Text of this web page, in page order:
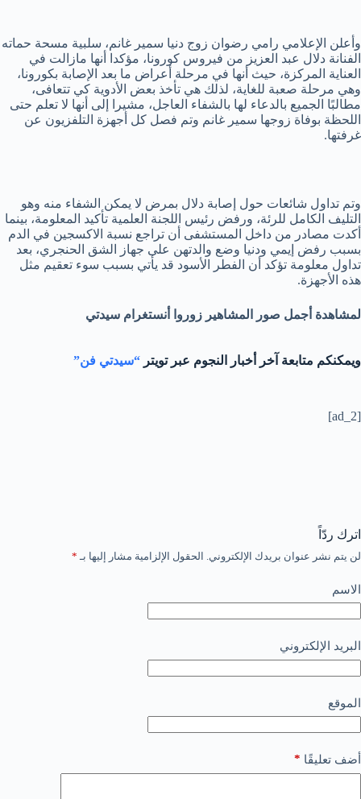
وأعلن الإعلامي رامي رضوان زوج دنيا سمير غانم، سلبية مسحة حماته
الفنانة دلال عبد العزيز من فيروس كورونا، مؤكدا أنها مازالت في
العناية المركزة، حيث أنها في مرحلة أعراض ما بعد الإصابة بكورونا،
وهي مرحلة صعبة للغاية، لذلك هي تأخذ بعض الأدوية كي تتعافى،
مطالبًا الجميع بالدعاء لها بالشفاء العاجل، مشيرا إلى أنها لا تعلم حتى
اللحظة بوفاة زوجها سمير غانم وتم فصل كل أجهزة التلفزيون عن
غرفتها.
وتم تداول شائعات حول إصابة دلال بمرض لا يمكن الشفاء منه وهو
التليف الكامل للرئة، ورفض رئيس اللجنة العلمية تأكيد المعلومة، بينما
أكدت مصادر من داخل المستشفى أن تراجع نسبة الاكسجين في الدم
بسبب رفض إيمي ودنيا وضع والدتهن على جهاز الشق الحنجري، بعد
تداول معلومة تؤكد أن الفطر الأسود قد يأتي بسبب سوء تعقيم مثل
هذه الأجهزة.
لمشاهدة أجمل صور المشاهير زوروا أنستغرام سيدتي
ويمكنكم متابعة آخر أخبار النجوم عبر تويتر “سيدتي فن”
[ad_2]
اترك ردّاً
لن يتم نشر عنوان بريدك الإلكتروني. الحقول الإلزامية مشار إليها بـ *
الاسم
البريد الإلكتروني
الموقع
أضف تعليقًا *